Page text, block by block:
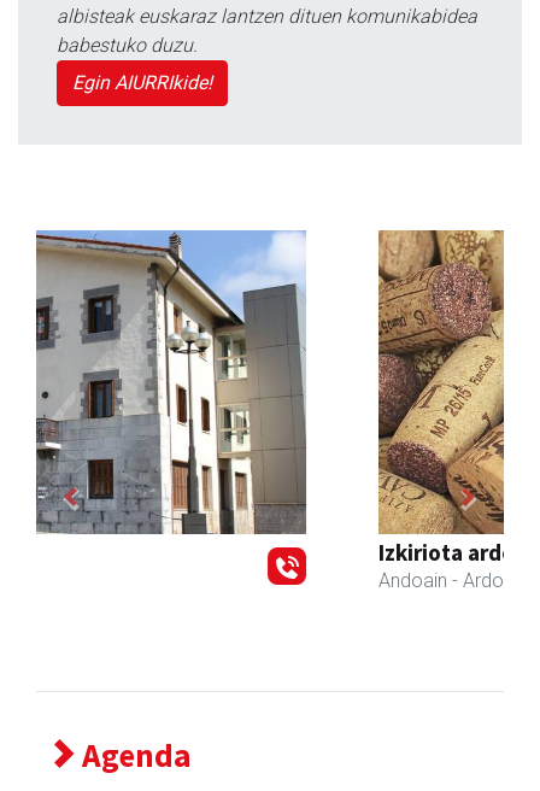
albisteak euskaraz lantzen dituen komunikabidea
babestuko duzu.
Egin AIURRIkide!
Previous Next
Agenda